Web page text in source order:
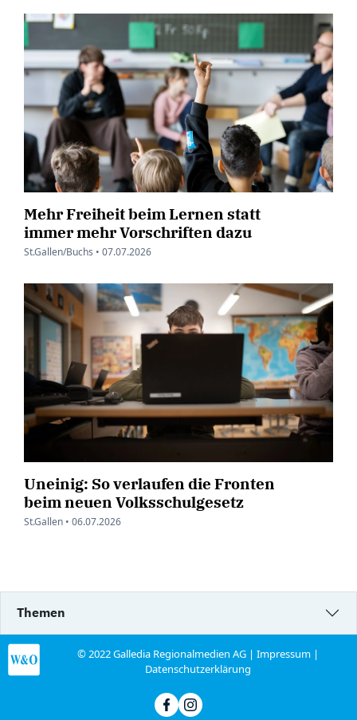
Mehr Freiheit beim Lernen statt
immer mehr Vorschriften dazu
St.Gallen/Buchs • 07.07.2026
Uneinig: So verlaufen die Fronten
beim neuen Volksschulgesetz
St.Gallen • 06.07.2026
Themen
© 2022 Galledia Regionalmedien AG |Impressum |
Datenschutzerklärung